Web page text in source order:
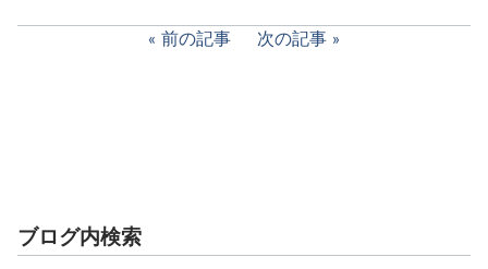
前の記事 次の記事
ブログ内検索